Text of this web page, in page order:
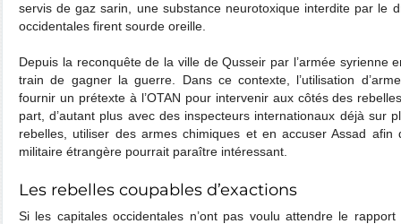
servis de gaz sarin, une substance neurotoxique interdite par le
occidentales firent sourde oreille.
Depuis la reconquête de la ville de Qusseir par l’armée syrienne
train de gagner la guerre. Dans ce contexte, l’utilisation
fournir un prétexte à l’OTAN pour intervenir aux côtés des
part, d’autant plus avec des inspecteurs internationaux déjà sur
rebelles, utiliser des armes chimiques et en accuser Assad afin
militaire étrangère pourrait paraître intéressant.
Les rebelles coupables d’exactions
Si les capitales occidentales n’ont pas voulu attendre le